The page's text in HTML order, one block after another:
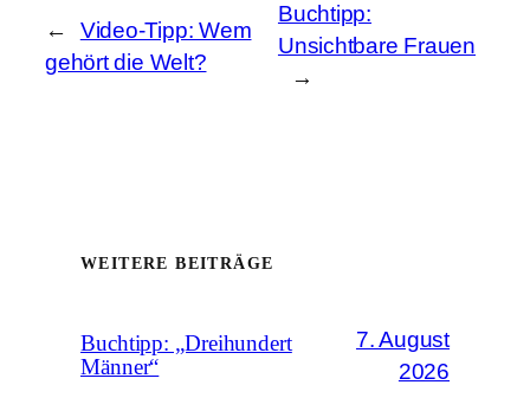
←
Video-Tipp: Wem
gehört die Welt?
Buchtipp:
Unsichtbare Frauen
→
WEITERE BEITRÄGE
Buchtipp: „Dreihundert
Männer“
7. August
2026